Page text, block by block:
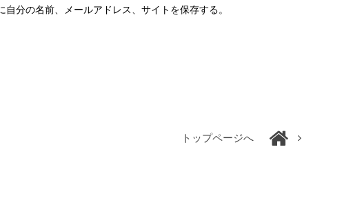
分の名前、メールアドレス、サイトを保存する。
トップページへ